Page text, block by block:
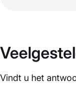
Vindt u het